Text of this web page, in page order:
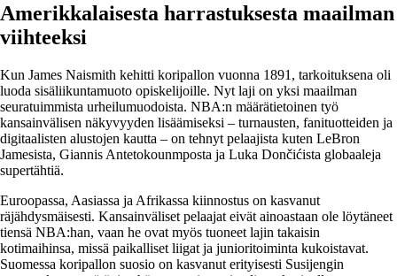
Amerikkalaisesta harrastuksesta maailman
viihteeksi
Kun James Naismith kehitti koripallon vuonna 1891, tarkoituksena oli
luoda sisäliikuntamuoto opiskelijoille. Nyt laji on yksi maailman
seuratuimmista urheilumuodoista. NBA:n määrätietoinen työ
kansainvälisen näkyvyyden lisäämiseksi – turnausten, fanituotteiden ja
digitaalisten alustojen kautta – on tehnyt pelaajista kuten LeBron
Jamesista, Giannis Antetokounmposta ja Luka Dončićista globaaleja
supertähtiä.
Euroopassa, Aasiassa ja Afrikassa kiinnostus on kasvanut
räjähdysmäisesti. Kansainväliset pelaajat eivät ainoastaan ole löytäneet
tiensä NBA:han, vaan he ovat myös tuoneet lajin takaisin
kotimaihinsa, missä paikalliset liigat ja junioritoiminta kukoistavat.
Suomessa koripallon suosio on kasvanut erityisesti Susijengin